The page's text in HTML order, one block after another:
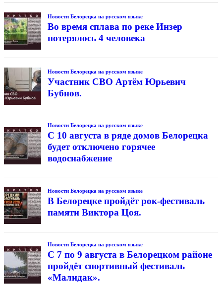
Новости Белорецка на русском языке
Во время сплава по реке Инзер
потерялось 4 человека
Новости Белорецка на русском языке
Участник СВО Артём Юрьевич
Бубнов.
Новости Белорецка на русском языке
С 10 августа в ряде домов Белорецка
будет отключено горячее
водоснабжение
Новости Белорецка на русском языке
В Белорецке пройдёт рок-фестиваль
памяти Виктора Цоя.
Новости Белорецка на русском языке
С 7 по 9 августа в Белорецком районе
пройдёт спортивный фестиваль
«Малидак».